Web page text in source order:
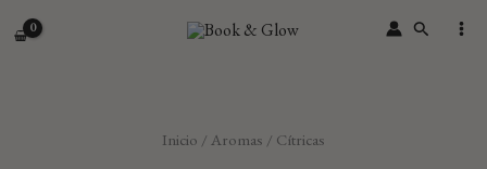
Buscar
Inicio / Aromas / Cítricas